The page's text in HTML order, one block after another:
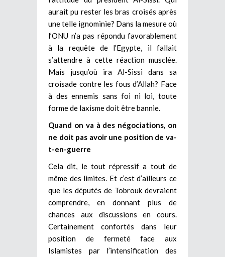
aurait pu rester les bras croisés après
une telle ignominie? Dans la mesure où
l’ONU n’a pas répondu favorablement
à la requête de l’Egypte, il fallait
s’attendre à cette réaction musclée.
Mais jusqu’où ira Al-Sissi dans sa
croisade contre les fous d’Allah? Face
à des ennemis sans foi ni loi, toute
forme de laxisme doit être bannie.
Quand on va à des négociations, on
ne doit pas avoir une position de va-
t-en-guerre
Cela dit, le tout répressif a tout de
même des limites. Et c’est d’ailleurs ce
que les députés de Tobrouk devraient
comprendre, en donnant plus de
chances aux discussions en cours.
Certainement confortés dans leur
position de fermeté face aux
Islamistes par l’intensification des